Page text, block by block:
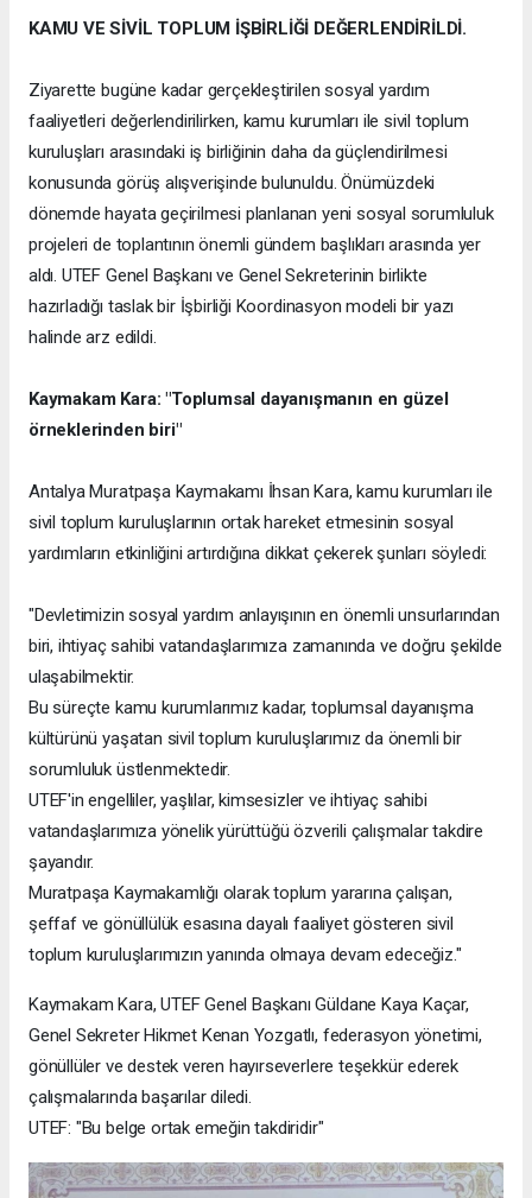
KAMU VE SİVİL TOPLUM İŞBİRLİĞİ DEĞERLENDİRİLDİ.
Ziyarette bugüne kadar gerçekleştirilen sosyal yardım
faaliyetleri değerlendirilirken, kamu kurumları ile sivil toplum
kuruluşları arasındaki iş birliğinin daha da güçlendirilmesi
konusunda görüş alışverişinde bulunuldu. Önümüzdeki
dönemde hayata geçirilmesi planlanan yeni sosyal sorumluluk
projeleri de toplantının önemli gündem başlıkları arasında yer
aldı. UTEF Genel Başkanı ve Genel Sekreterinin birlikte
hazırladığı taslak bir İşbirliği Koordinasyon modeli bir yazı
halinde arz edildi.
Kaymakam Kara: "Toplumsal dayanışmanın en güzel
örneklerinden biri"
Antalya Muratpaşa Kaymakamı İhsan Kara, kamu kurumları ile
sivil toplum kuruluşlarının ortak hareket etmesinin sosyal
yardımların etkinliğini artırdığına dikkat çekerek şunları söyledi:
"Devletimizin sosyal yardım anlayışının en önemli unsurlarından
biri, ihtiyaç sahibi vatandaşlarımıza zamanında ve doğru şekilde
ulaşabilmektir.
Bu süreçte kamu kurumlarımız kadar, toplumsal dayanışma
kültürünü yaşatan sivil toplum kuruluşlarımız da önemli bir
sorumluluk üstlenmektedir.
UTEF'in engelliler, yaşlılar, kimsesizler ve ihtiyaç sahibi
vatandaşlarımıza yönelik yürüttüğü özverili çalışmalar takdire
şayandır.
Muratpaşa Kaymakamlığı olarak toplum yararına çalışan,
şeffaf ve gönüllülük esasına dayalı faaliyet gösteren sivil
toplum kuruluşlarımızın yanında olmaya devam edeceğiz."
Kaymakam Kara, UTEF Genel Başkanı Güldane Kaya Kaçar,
Genel Sekreter Hikmet Kenan Yozgatlı, federasyon yönetimi,
gönüllüler ve destek veren hayırseverlere teşekkür ederek
çalışmalarında başarılar diledi.
UTEF: "Bu belge ortak emeğin takdiridir"